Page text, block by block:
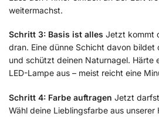
weitermachst.
Schritt 3: Basis ist alles Jetzt kommt
dran. Eine dünne Schicht davon
und schützt deinen Naturnagel. Härte
LED-Lampe aus – meist reicht eine
Schritt 4: Farbe auftragen Jetzt
Wähl deine Lieblingsfarbe aus unserer